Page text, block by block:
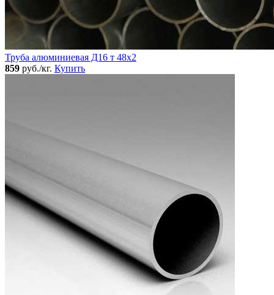
Труба алюминиевая Д16 т 48х2
859 руб./кг. Купить